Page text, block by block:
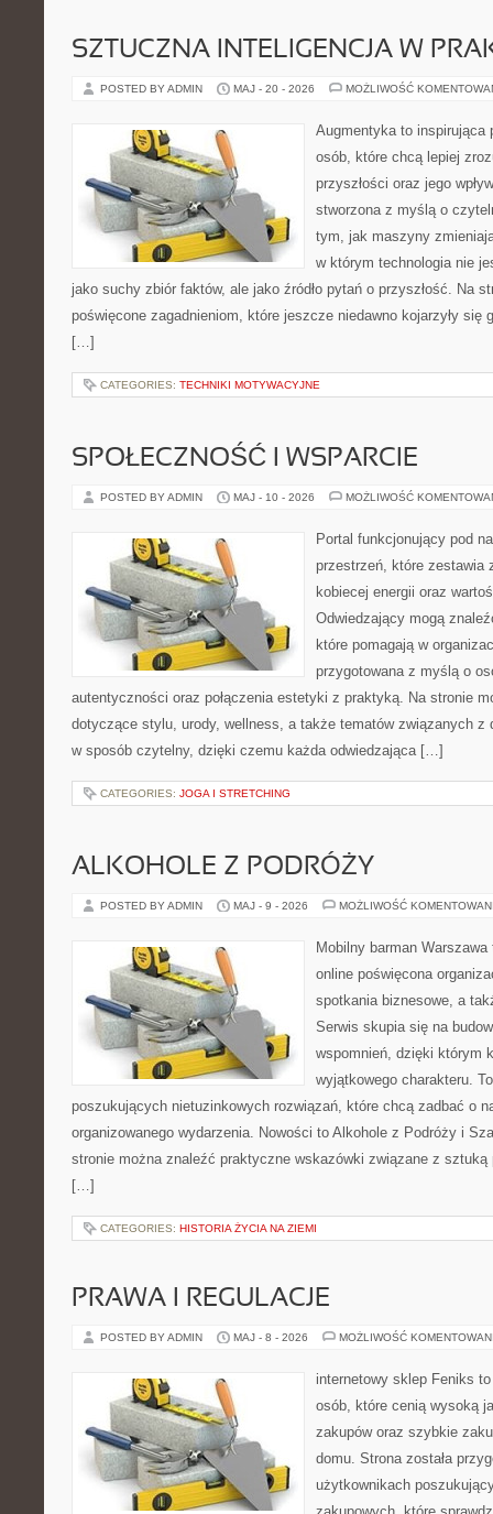
SZTUCZNA INTELIGENCJA W
POSTED BY ADMIN MAJ - 20 - 2026 MOŻLIWOŚĆ
Augmentyka to inspirująca
osób, które chcą lepiej
przyszłości oraz jego
stworzona z myślą o
tym, jak maszyny
w którym technologia nie
jako suchy zbiór faktów, ale jako źródło pytań o przyszłość. Na
poświęcone zagadnieniom, które jeszcze niedawno kojarzyły się
[…]
CATEGORIES: TECHNIKI MOTYWACYJNE
SPOŁECZNOŚĆ I WSPARCIE
POSTED BY ADMIN MAJ - 10 - 2026 MOŻLIWOŚĆ
Portal funkcjonujący pod
przestrzeń, które zestawia
kobiecej energii oraz
Odwiedzający mogą
które pomagają w
przygotowana z myślą o
autentyczności oraz połączenia estetyki z praktyką. Na stronie
dotyczące stylu, urody, wellness, a także tematów związanych z
w sposób czytelny, dzięki czemu każda odwiedzająca […]
CATEGORIES: JOGA I STRETCHING
ALKOHOLE Z PODRÓŻY
POSTED BY ADMIN MAJ - 9 - 2026 MOŻLIWOŚĆ
Mobilny barman
online poświęcona
spotkania biznesowe, a
Serwis skupia się na
wspomnień, dzięki którym
wyjątkowego charakteru.
poszukujących nietuzinkowych rozwiązań, które chcą zadbać o
organizowanego wydarzenia. Nowości to Alkohole z Podróży i
stronie można znaleźć praktyczne wskazówki związane z sztuką
[…]
CATEGORIES: HISTORIA ŻYCIA NA ZIEMI
PRAWA I REGULACJE
POSTED BY ADMIN MAJ - 8 - 2026 MOŻLIWOŚĆ
internetowy sklep Feniks
osób, które cenią wysoką
zakupów oraz szybkie
domu. Strona została
użytkownikach